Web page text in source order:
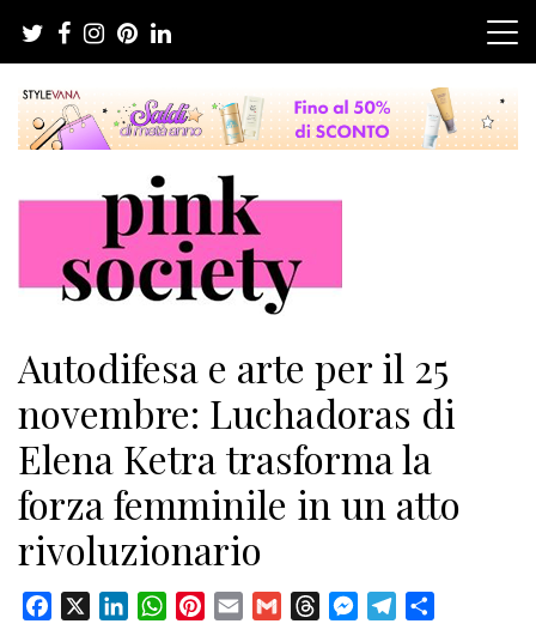
contenuto
Pink Society
Autodifesa e arte per il 25
novembre: Luchadoras di
Elena Ketra trasforma la
forza femminile in un atto
rivoluzionario
Facebook LinkedInWhatsAppPinterest
Email Gmail ThreadsMessenger
Telegram